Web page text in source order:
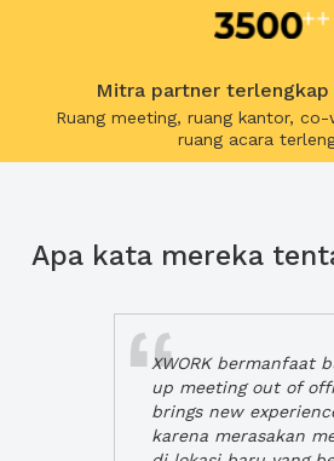
Mitra partner terlengkap
Ruang meeting, ruang kantor,
ruang acara
Apa kata mereka
XWORK bermanfaat
up meeting out of
brings new
karena merasakan